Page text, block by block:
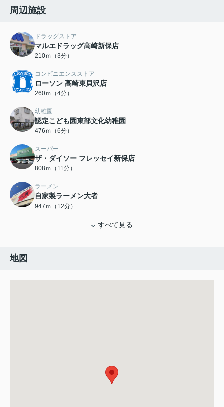
周辺施設
ドラッグストア
マルエドラッグ高崎新保店
210ｍ（3分）
コンビニエンスストア
ローソン 高崎東貝沢店
260ｍ（4分）
幼稚園
認定こども園東部文化幼稚園
476ｍ（6分）
スーパー
ザ・ダイソー フレッセイ新保店
808ｍ（11分）
ラーメン
自家製ラーメン大者
947ｍ（12分）
すべて見る
地図